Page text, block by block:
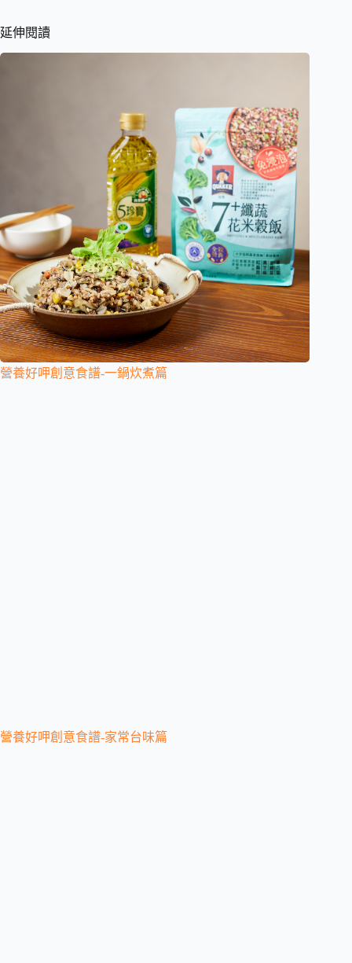
延伸閱讀
營養好呷創意食譜-一鍋炊煮篇
營養好呷創意食譜-家常台味篇